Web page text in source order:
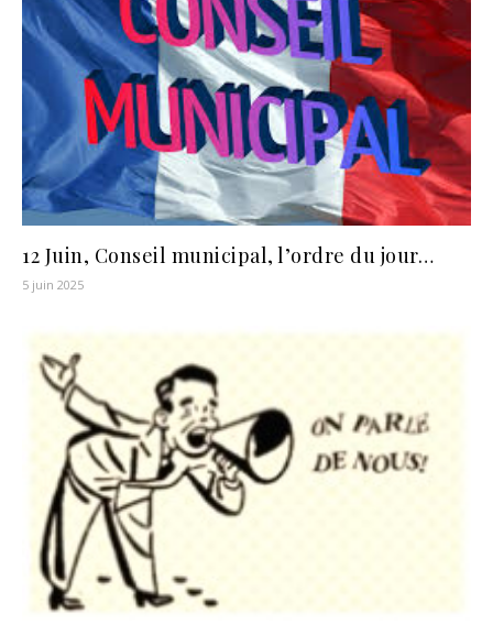
12 Juin, Conseil municipal, l’ordre du jour…
5 juin 2025